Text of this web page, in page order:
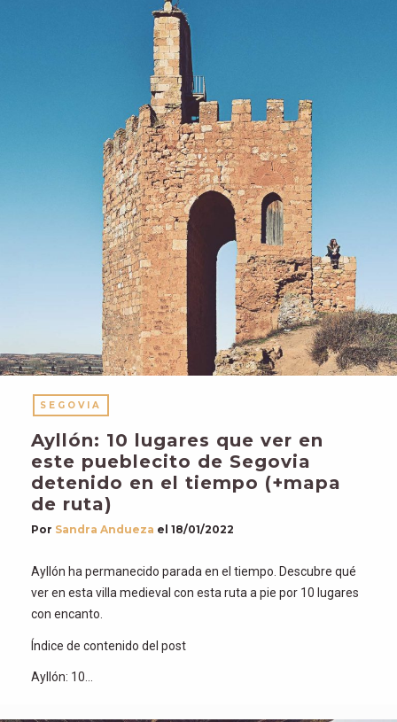
SEGOVIA
Ayllón: 10 lugares que ver en
este pueblecito de Segovia
detenido en el tiempo (+mapa
de ruta)
Por Sandra Andueza el 18/01/2022
Ayllón ha permanecido parada en el tiempo. Descubre qué
ver en esta villa medieval con esta ruta a pie por 10 lugares
con encanto.
Índice de contenido del post
Ayllón: 10…